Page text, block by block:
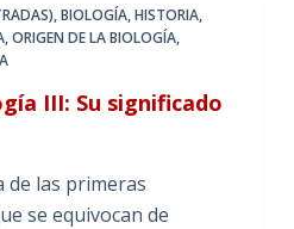
,BIOLOGÍA,HISTORIA,
,ORIGEN DE LA BIOLOGÍA,
III: Su significado
de las primeras
se equivocan de